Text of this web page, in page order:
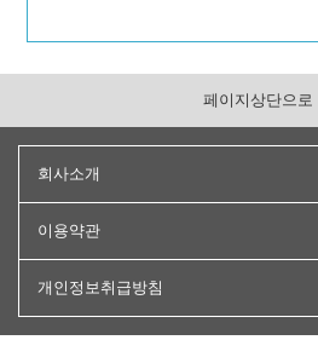
회사소개
이용약관
개인정보취급방침
페이지상단으로